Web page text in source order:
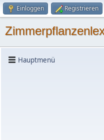
Einloggen Registrieren
Hauptmenü